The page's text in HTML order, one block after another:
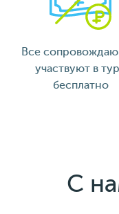
Все
участвуют в
бесплатно
С